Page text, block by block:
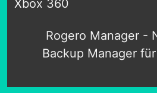
Xbox 360
Rogero Manager -
Backup Manager